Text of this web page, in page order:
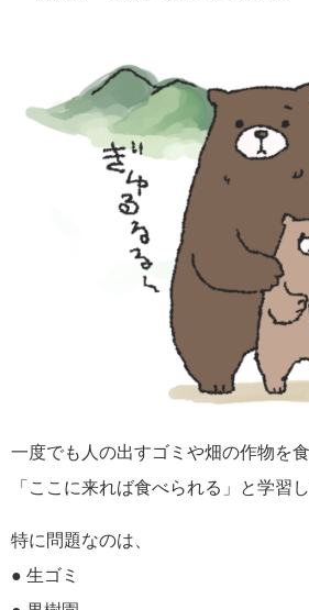
一度でも人の出すゴミや畑の作物を食
「ここに来れば食べられる」と学習
特に問題なのは、
● 生ゴミ